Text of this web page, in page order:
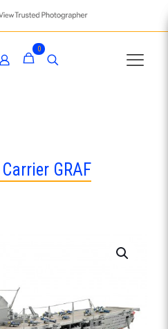
0
GRAF